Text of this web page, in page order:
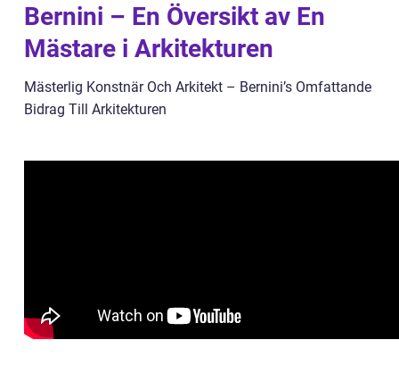
Bernini – En Översikt av En
Mästare i Arkitekturen
Mästerlig Konstnär Och Arkitekt – Bernini’s Omfattande
Bidrag Till Arkitekturen